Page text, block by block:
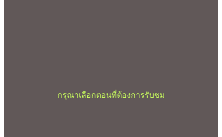
กรุณาเลือกตอนที่ต้องการรับชม